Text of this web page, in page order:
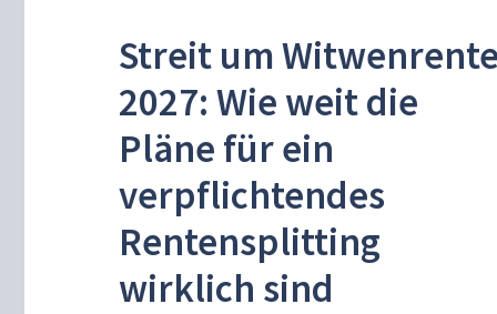
Streit um
2027: Wie weit die
Pläne für ein
verpflichtendes
Rentensplitting
wirklich sind